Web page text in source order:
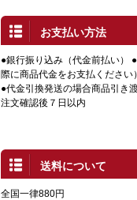
お支払い方法
●銀行振り込み（代金前払い）
際に商品代金をお支払ください
●代金引換発送の場合商品引き
注文確認後７日以内
送料について
全国一律880円